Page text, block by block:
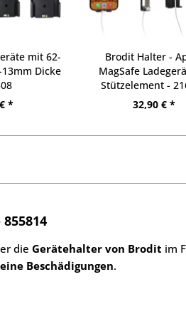
mit 62-
Dicke
*
Brodit Halter -
MagSafe
Stützelement -
32,90 € *
die Gerätehalter von Brodit im
Beschädigungen.